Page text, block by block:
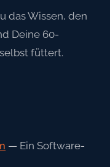
das Wissen, den
Deine 60-
füttert.
— Ein Software-